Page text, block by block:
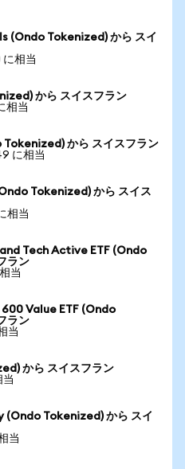
Tokenized) から スイ
に相当
から スイスフラン
相当
から スイスフラン
に相当
Tokenized) から スイス
相当
Tech Active ETF (Ondo
ラン
当
Value ETF (Ondo
ラン
当
から スイスフラン
当
Tokenized) から スイ
当